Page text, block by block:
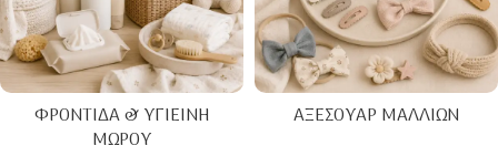
ΦΡΟΝΤΊΔΑ & ΥΓΙΕΙΝΉ
ΜΩΡΟΎ
ΑΞΕΣΟΥΆΡ ΜΑΛΛΙΏΝ